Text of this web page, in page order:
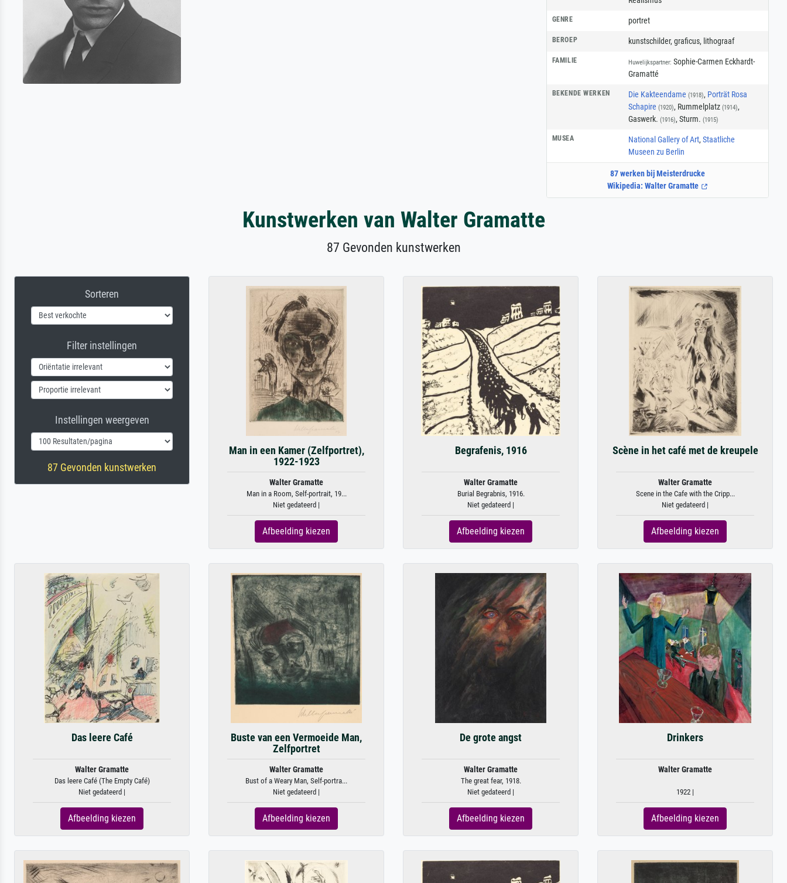
GENRE portret
BEROEP kunstschilder, graficus, lithograaf
FAMILIE Huwelijkspartner: Sophie-Carmen Eckhardt-
Gramatté
BEKENDE WERKEN Die Kakteendame (1918), Porträt Rosa
Schapire (1920), Rummelplatz (1914),
Gaswerk. (1916), Sturm. (1915)
MUSEA National Gallery of Art, Staatliche
Museen zu Berlin
87 werken bij Meisterdrucke
Wikipedia: Walter Gramatte
Kunstwerken van Walter Gramatte
87 Gevonden kunstwerken
Sorteren
Filter instellingen
Instellingen weergeven
87 Gevonden kunstwerken
Man in een Kamer (Zelfportret),
1922-1923
Walter Gramatte
Man in a Room, Self-portrait, 19...
Niet gedateerd |
Afbeelding kiezen
Begrafenis, 1916
Walter Gramatte
Burial Begrabnis, 1916.
Niet gedateerd |
Afbeelding kiezen
Scène in het café met de kreupele
Walter Gramatte
Scene in the Cafe with the Cripp...
Niet gedateerd |
Afbeelding kiezen
Das leere Café
Walter Gramatte
Das leere Café (The Empty Café)
Niet gedateerd |
Afbeelding kiezen
Buste van een Vermoeide Man,
Zelfportret
Walter Gramatte
Bust of a Weary Man, Self-portra...
Niet gedateerd |
Afbeelding kiezen
De grote angst
Walter Gramatte
The great fear, 1918.
Niet gedateerd |
Afbeelding kiezen
Drinkers
Walter Gramatte
1922 |
Afbeelding kiezen